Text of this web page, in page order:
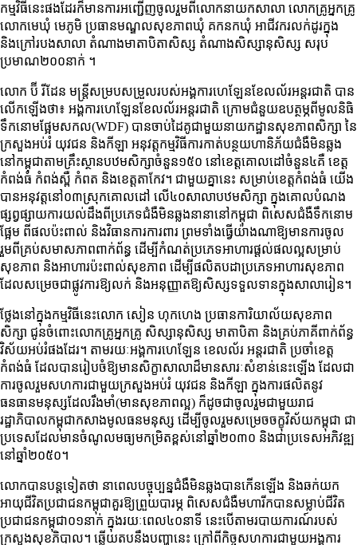
កម្មវិធីនេះផងដែរក៏មានការអញ្ជើញចូលរួមពីលោកនាយកសាលា លោកគ្រូអ្នកគ្រូ
លោកមេឃុំ មេភូមិ ប្រធានមណ្ឌលសុខភាពឃុំ គកនកឃុំ អាជីវករលក់ដូរក្នុង
និងក្រៅរបងសាលា តំណាងមាតាបិតាសិស្ស តំណាងសិស្សានុសិស្ស សរុប
ប្រមាណ២០០នាក់ ។
លោក ប៊ី រីដែន មន្ត្រីសម្របសម្រួលរបស់អង្គការហេឡែនខែលល័រអន្តរជាតិ បាន
លើកឡើងថា៖ អង្គការហេឡែនខែលល័រអន្តរជាតិ ក្រោមជំនួយឧបត្ថម្ភពីមូលនិធិ
ទឹកនោមផ្អែមសកល(WDF) បានចាប់ដៃគូជាមួយនាយកដ្ឋានសុខភាពសិក្សា នៃ
ក្រសួងអប់រំ យុវជន និងកីឡា អនុវត្តកម្មវិធីការកាត់បន្ថយហានិភ័យជំងឺមិនឆ្លង
នៅកម្ពុជាតាមគ្រឹះស្ថានបឋមសិក្សាចំនួន១៥០ នៅខេត្តគោលដៅចំនួន៤គឺ ខេត្ត
កំពង់ធំ កំពង់ស្ពឺ កំពត និងខេត្តតាកែវ។ ជាមួយគ្នានេះ សម្រាប់ខេត្តកំពង់ធំ យើង
បានអនុវត្តនៅ០៣ស្រុកគោលដៅ លើ៤០សាលាបឋមសិក្សា ក្នុងគោលបំណង
ផ្សព្វផ្សាយការយល់ដឹងពីប្រភេទជំងឺមិនឆ្លងនានានៅកម្ពុជា ពិសេសជំងឺទឹកនោម
ផ្អែម ពីផលប៉ះពាល់ និងវិធានការការពារ ព្រមទាំងធ្វើយ៉ាងណាឱ្យមានការចូល
រួមពីគ្រប់សមាសភាពពាក់ព័ន្ធ ដើម្បីកំណត់ប្រភេទអាហារផ្ដល់ផលល្អសម្រាប់
សុខភាព និងអាហារប៉ះពាល់សុខភាព ដើម្បីផលិតបដាប្រភេទអាហារសុខភាព
ដែលសម្រេចជាផ្លូវការឱ្យលក់ និងអនុញ្ញាតឱ្យសិស្សទទួលទានក្នុងសាលារៀន។
ថ្លែងនៅក្នុងកម្មវិធីនេះលោក សៀន ហុកហេង ប្រធានការិយាល័យសុខភាព
សិក្សា ជូនចំពោះលោកគ្រូអ្នកគ្រូ សិស្សានុសិស្ស មាតាបិតា និងគ្រប់ភាគីពាក់ព័ន្ធ
វិស័យអប់រំផងដែរ។ តាមរយៈអង្គការហេឡែន ខេលល័រ អន្តរជាតិ ប្រចាំខេត្ត
កំពង់ធំ ដែលបានរៀបចំឱ្យមានសិក្ខាសាលាដ៏មានសារៈសំខាន់នេះឡើង ដែលជា
ការចូលរួមសហការជាមួយក្រសួងអប់រំ យុវជន និងកីឡា ក្នុងការផលិតនូវ
ធនធានមនុស្សដែលរឹងមាំ(មានសុខភាពល្អ) ក៏ដូចជាចូលរួមជាមួយរាជ
រដ្ឋាភិបាលកម្ពុជាកសាងមូលធនមនុស្ស ដើម្បីចូលរួមសម្រេចចក្ខុវិស័យកម្ពុជា ជា
ប្រទេសដែលមានចំណូលមធ្យមកម្រិតខ្ពស់នៅឆ្នាំ២០៣០ និងជាប្រទេសអភិវឌ្ឍ
នៅឆ្នាំ២០៥០។
លោកបានបន្តទៀតថា នាពេលបច្ចុប្បន្នជំងឺមិនឆ្លងបានកើនឡើង និងឆក់យក
អាយុជីវិតប្រជាជនកម្ពុជាគួរឱ្យព្រួយបារម្ភ ពិសេសជំងឺមហារីកបានសម្លាប់ជីវិត
ប្រជាជនកម្ពុជា០១នាក់ ក្នុងរយៈពេល៤០នាទី នេះបើតាមរបាយការណ៍របស់
ក្រសួងសុខភិបាល។ ឆ្លើយតបនឹងបញ្ហានេះ ក្រៅពីកិច្ចសហការជាមួយអង្គការ